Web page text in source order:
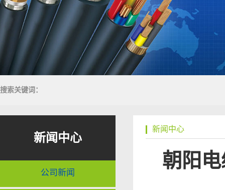
搜索关键词：
新闻中心
公司新闻
新闻中心
朝阳